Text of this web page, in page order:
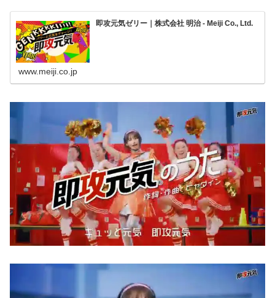
即攻元気ゼリー｜株式会社 明治 - Meiji Co., Ltd.
www.meiji.co.jp